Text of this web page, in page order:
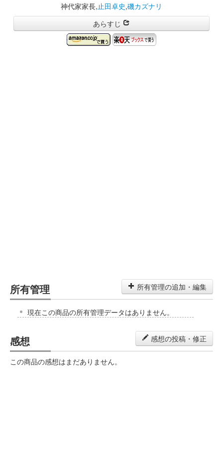
神代家家長, 止田卓史,磯カズナリ
あらすじ
所有管理 所有管理の追加・編集
現在この商品の所有管理データはありません。
感想 感想の投稿・修正
この商品の感想はまだありません。